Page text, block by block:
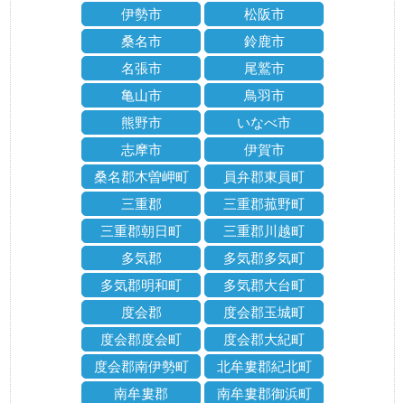
伊勢市
松阪市
桑名市
鈴鹿市
名張市
尾鷲市
亀山市
鳥羽市
熊野市
いなべ市
志摩市
伊賀市
桑名郡木曽岬町
員弁郡東員町
三重郡
三重郡菰野町
三重郡朝日町
三重郡川越町
多気郡
多気郡多気町
多気郡明和町
多気郡大台町
度会郡
度会郡玉城町
度会郡度会町
度会郡大紀町
度会郡南伊勢町
北牟婁郡紀北町
南牟婁郡
南牟婁郡御浜町